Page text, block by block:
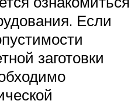
Если
заготовки